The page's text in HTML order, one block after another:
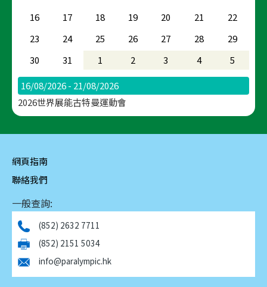
16
17 18 19 20 21
22
23
24 25 26 27 28
29
30
31 1 2 3 4 5
16/08/2026 - 21/08/2026
2026世界展能古特曼運動會
網頁指南
聯絡我們
一般查詢:
(852) 2632 7711
(852) 2151 5034
info@paralympic.hk